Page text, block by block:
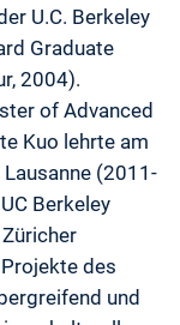
U.C. Berkeley
Graduate
2004).
of Advanced
Kuo lehrte am
(2011-
Berkeley
Projekte des
und